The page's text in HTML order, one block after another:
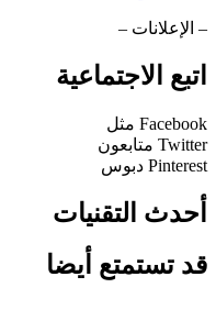
– الإعلانات –
اتبع الاجتماعية
Facebook مثل
Twitter متابعون
Pinterest دبوس
أحدث التقنيات
قد تستمتع أيضا